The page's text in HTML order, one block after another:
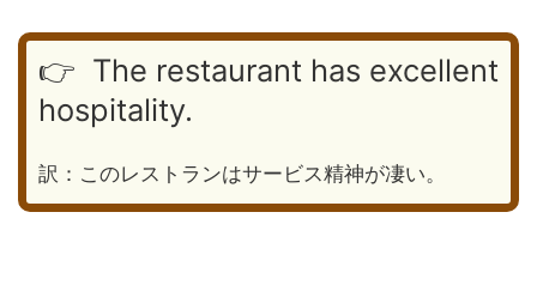
👉 The restaurant has excellent
hospitality.
訳：このレストランはサービス精神が凄い。